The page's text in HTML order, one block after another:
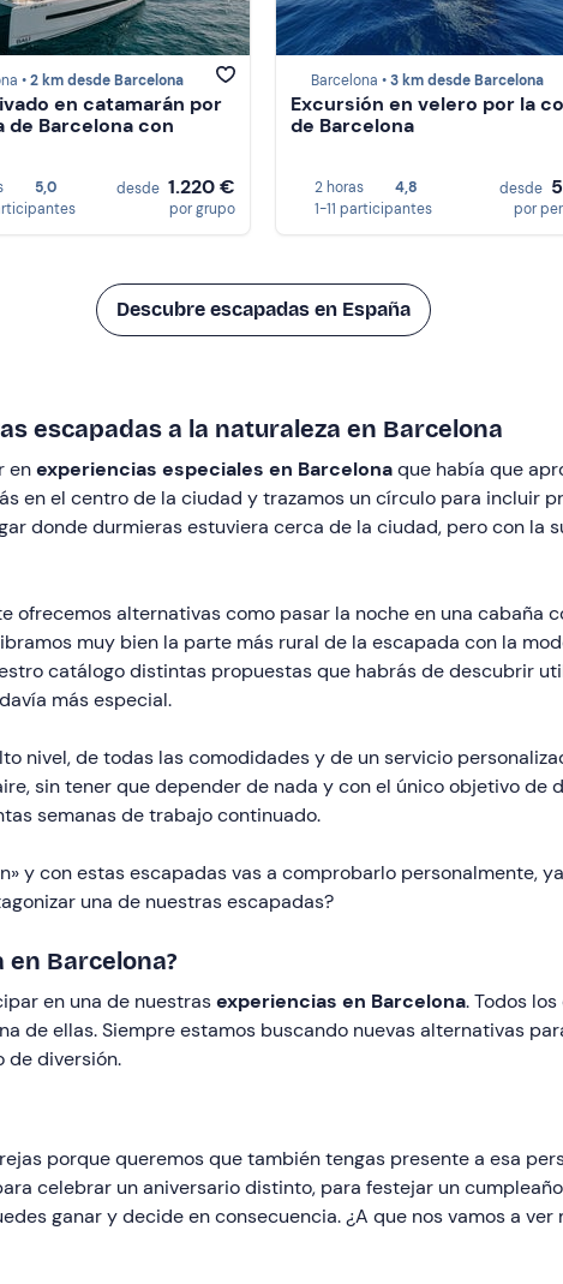
•2 km desde Barcelona
en catamarán por
de Barcelona con
5,0
desde 1.220 €
por grupo
Barcelona •3 km desde Barcelona
Excursión en velero por la
de Barcelona
2 horas
4,8
1-11 participantes
desde
por
Descubre escapadas en España
escapadas a la naturaleza en Barcelona
enexperiencias especiales en Barcelonaque había que
en el centro de la ciudad y trazamos un círculo para incluir
donde durmieras estuviera cerca de la ciudad, pero con
ofrecemos alternativas como pasar la noche en una cabaña
muy bien la parte más rural de la escapada con la
catálogo distintas propuestas que habrás de descubrir
más especial.
nivel, de todas las comodidades y de un servicio
sin tener que depender de nada y con el único objetivo
semanas de trabajo continuado.
y con estas escapadas vas a comprobarlo personalmente,
una de nuestras escapadas?
Barcelona?
en una de nuestrasexperiencias en Barcelona. Todos
de ellas. Siempre estamos buscando nuevas alternativas
de diversión.
porque queremos que también tengas presente a esa
celebrar un aniversario distinto, para festejar un
ganar y decide en consecuencia. ¿A que nos vamos a ver